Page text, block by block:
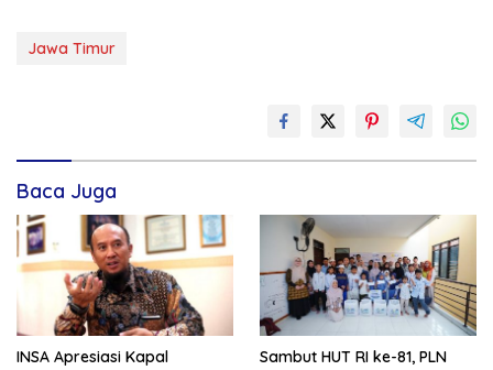
Jawa Timur
Baca Juga
INSA Apresiasi Kapal
Sambut HUT RI ke-81, PLN